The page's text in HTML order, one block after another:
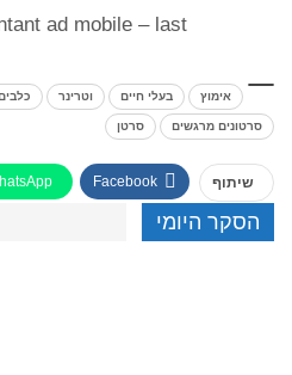
אימוץ בעלי חיים וטרינר
סרטונים מרגשים סרטן
שיתוף Facebook
הסקר היומי